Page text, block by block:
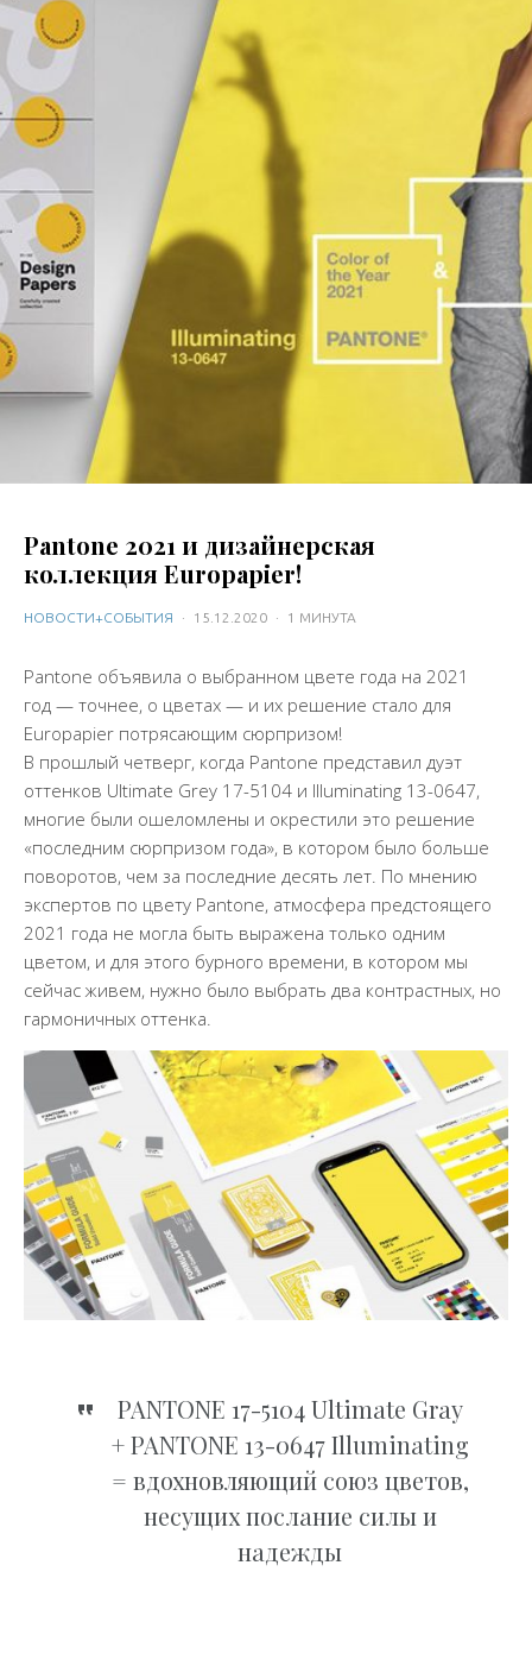
Pantone 2021 и дизайнерская
коллекция Europapier!
НОВОСТИ+СОБЫТИЯ · 15.12.2020 · 1 МИНУТА
Pantone объявила о выбранном цвете года на 2021
год — точнее, о цветах — и их решение стало для
Europapier потрясающим сюрпризом!
В прошлый четверг, когда Pantone представил дуэт
оттенков Ultimate Grey 17-5104 и Illuminating 13-0647,
многие были ошеломлены и окрестили это решение
«последним сюрпризом года», в котором было больше
поворотов, чем за последние десять лет. По мнению
экспертов по цвету Pantone, атмосфера предстоящего
2021 года не могла быть выражена только одним
цветом, и для этого бурного времени, в котором мы
сейчас живем, нужно было выбрать два контрастных, но
гармоничных оттенка.
PANTONE 17-5104 Ultimate Gray
+ PANTONE 13-0647 Illuminating
= вдохновляющий союз цветов,
несущих послание силы и
надежды